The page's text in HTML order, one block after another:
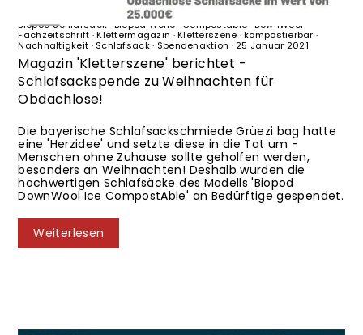
Biopod DownWool·Biopod DownWool Ice CompostAble
Biopod Schlafsack Biopod Wolle Compostable DownWool
Fachzeitschrift ·Klettermagazin ·Kletterszene ·kompostierbar·
Nachhaltigkeit ·Schlafsack· Spendenaktion ·25 Januar 2021
Magazin 'Kletterszene' berichtet -
Schlafsackspende zu Weihnachten für
Obdachlose!
Die bayerische Schlafsackschmiede Grüezi bag hatte
eine 'Herzidee' und setzte diese in die Tat um -
Menschen ohne Zuhause sollte geholfen werden,
besonders an Weihnachten! Deshalb wurden die
hochwertigen Schlafsäcke des Modells 'Biopod
DownWool Ice CompostAble' an Bedürftige gespendet.
Weiterlesen